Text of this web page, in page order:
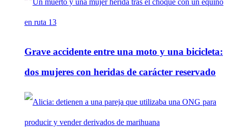
Grave accidente entre una moto y una bicicleta:
dos mujeres con heridas de carácter reservado